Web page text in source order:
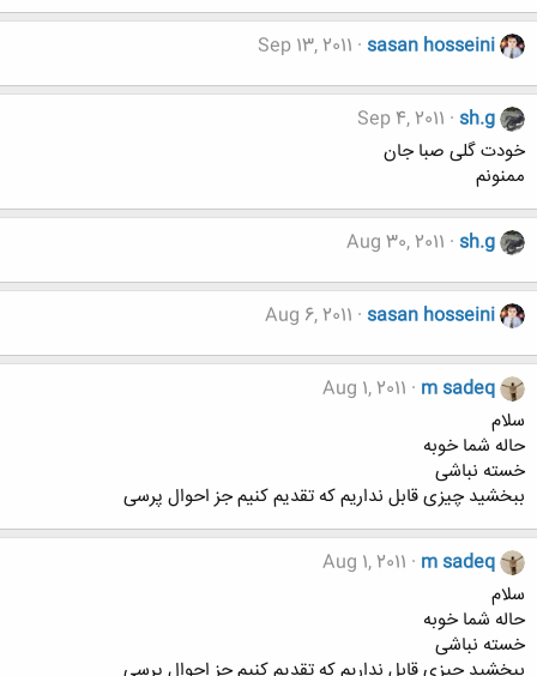
sasan hosseini
Sep 13, 2011
sh.g
Sep 4, 2011
خودت گلی صبا جان
ممنونم
sh.g
Aug 30, 2011
sasan hosseini
Aug 6, 2011
m sadeq
Aug 1, 2011
سلام
حاله شما خوبه
خسته نباشی
ببخشید چیزی قابل نداریم که تقدیم کنیم جز احوال پرسی
m sadeq
Aug 1, 2011
سلام
حاله شما خوبه
خسته نباشی